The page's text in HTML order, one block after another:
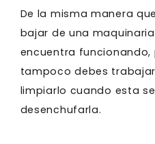
De la misma manera
bajar de una
encuentra funcionando,
tampoco debes
limpiarlo cuando esta
desenchufarla.